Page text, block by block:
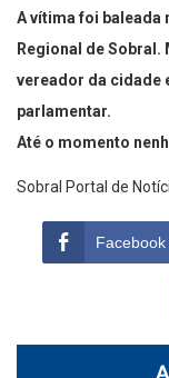
A vítima foi baleada
Regional de
vereador da cidade
parlamentar.
Até o momento
Sobral Portal de
Facebook